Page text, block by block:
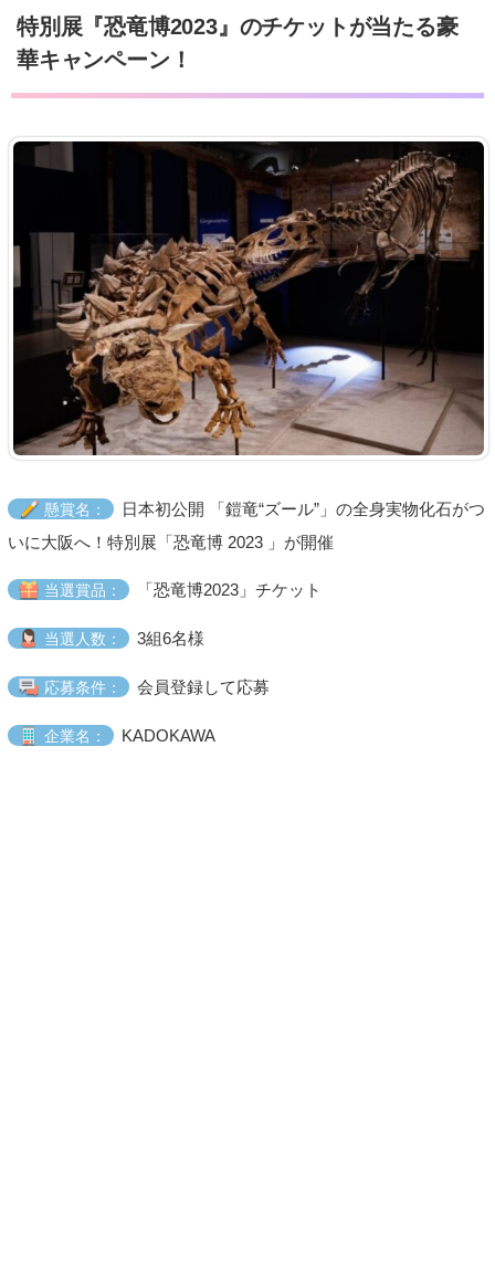
特別展『恐竜博2023』のチケットが当たる豪
華キャンペーン！
懸賞名：
日本初公開 「鎧竜“ズール”」の全身実物化石がつ
いに大阪へ！特別展「恐竜博 2023 」が開催
当選賞品： 「恐竜博2023」チケット
当選人数： 3組6名様
応募条件： 会員登録して応募
企業名： KADOKAWA